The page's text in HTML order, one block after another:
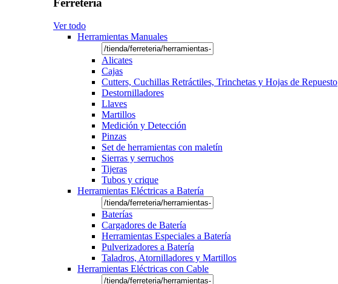
Ferretería
Ver todo
Herramientas Manuales
Alicates
Cajas
Cutters, Cuchillas Retráctiles, Trinchetas y Hojas de Repuesto
Destornilladores
Llaves
Martillos
Medición y Detección
Pinzas
Set de herramientas con maletín
Sierras y serruchos
Tijeras
Tubos y crique
Herramientas Eléctricas a Batería
Baterías
Cargadores de Batería
Herramientas Especiales a Batería
Pulverizadores a Batería
Taladros, Atornilladores y Martillos
Herramientas Eléctricas con Cable